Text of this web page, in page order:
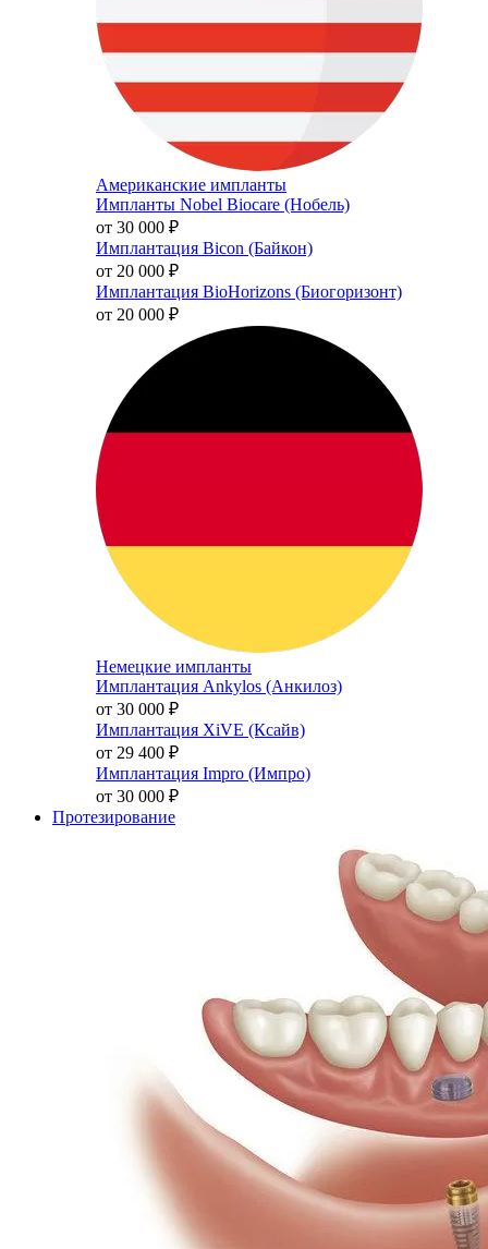
Американские импланты
Импланты Nobel Biocare (Нобель)
от 30 000 ₽
Имплантация Bicon (Байкон)
от 20 000 ₽
Имплантация BioHorizons (Биогоризонт)
от 20 000 ₽
Немецкие импланты
Имплантация Ankylos (Анкилоз)
от 30 000 ₽
Имплантация XiVE (Ксайв)
от 29 400 ₽
Имплантация Impro (Импро)
от 30 000 ₽
Протезирование